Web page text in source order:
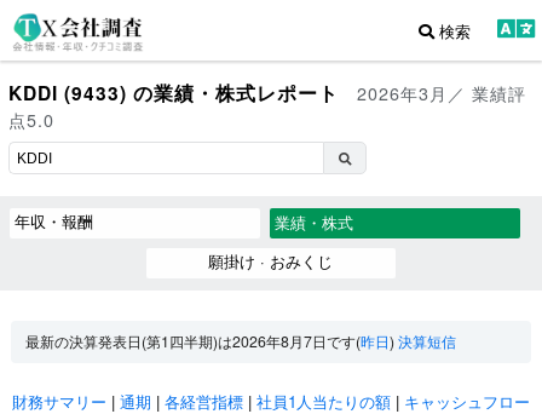
検索
KDDI (9433) の業績・株式レポート
2026年3月／ 業績評
点5.0
年収・報酬
業績・株式
願掛け · おみくじ
最新の決算発表日(第1四半期)は2026年8月7日です(昨日)決算短信
財務サマリー | 通期 | 各経営指標 | 社員1人当たりの額 | キャッシュフロー